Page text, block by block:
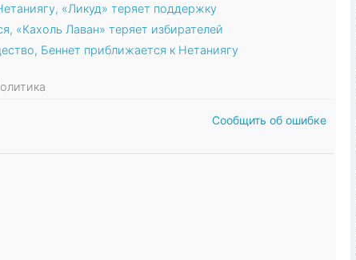
«Ликуд» теряет поддержку
«Кахоль Лаван» теряет избирателей
Беннет приближается к Нетаниягу
Сообщить об ошибке